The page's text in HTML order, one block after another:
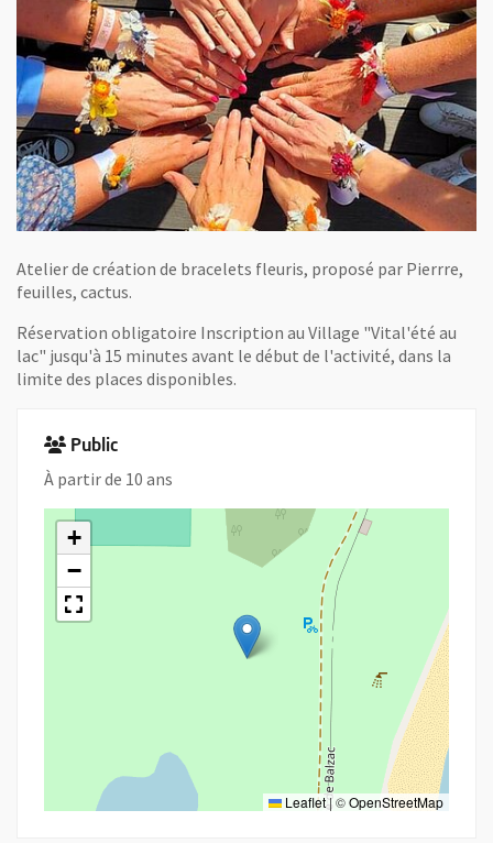
Atelier de création de bracelets fleuris, proposé par Pierrre,
feuilles, cactus.
Réservation obligatoire Inscription au Village "Vital'été au
lac" jusqu'à 15 minutes avant le début de l'activité, dans la
limite des places disponibles.
Public
À partir de 10 ans
+
−
Leaflet|©OpenStreetMap